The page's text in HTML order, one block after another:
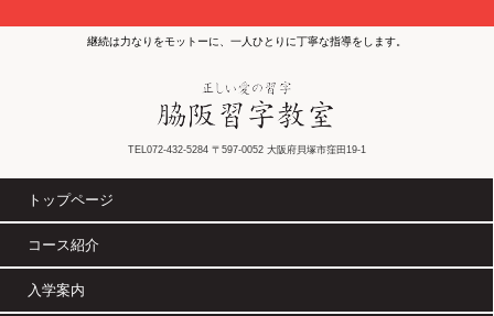
継続は力なりをモットーに、一人ひとりに丁寧な指導をします。
TEL072-432-5284 〒597-0052 大阪府貝塚市窪田19-1
トップページ
コース紹介
入学案内